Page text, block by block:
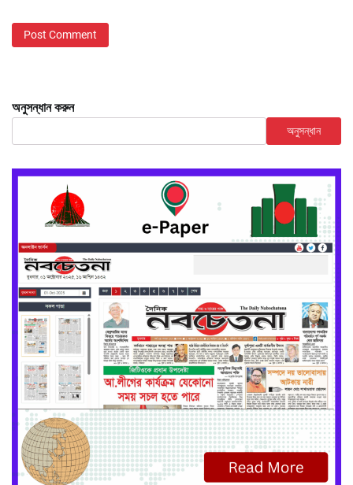
অনুসন্ধান করুন
অনুসন্ধান